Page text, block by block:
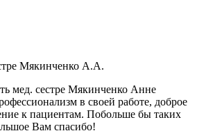
Мякинченко А.А.
мед. сестре Мякинченко Анне
в своей работе, доброе
к пациентам. Побольше бы таких
Вам спасибо!